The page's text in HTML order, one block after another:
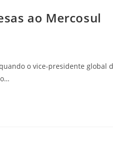
ao Mercosul
o vice-presidente global